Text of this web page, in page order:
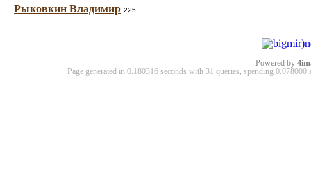
Рыковкин Владимир 225
Powered by
Page generated in 0.180316 seconds with 31 queries, spending